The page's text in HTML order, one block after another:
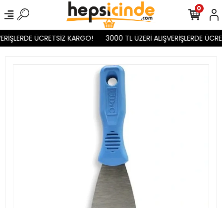
ÜCRETSİZ KARGO! 3000 TL ÜZERİ ALIŞVERİŞLERDE
0